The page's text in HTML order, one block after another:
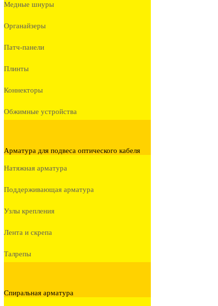
Медные шнуры
Органайзеры
Патч-панели
Плинты
Коннекторы
Обжимные устройства
Арматура для подвеса оптического кабеля
Натяжная арматура
Поддерживающая арматура
Узлы крепления
Лента и скрепа
Талрепы
Спиральная арматура